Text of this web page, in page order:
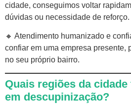
cidade, conseguimos voltar
dúvidas ou necessidade de reforço.
🔸 Atendimento humanizado e
confiar em uma empresa presente,
no seu próprio bairro.
Quais regiões da
em descupinização?